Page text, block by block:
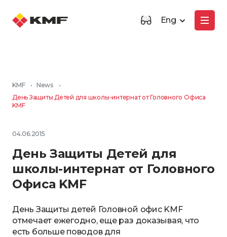
Eng
KMF • News
•
День Защиты Детей для школы-интернат от Головного Офиса
KMF
04.06.2015
День Защиты Детей для
школы-интернат от Головного
Офиса KMF
День Защиты детей Головной офис KMF
отмечает ежегодно, еще раз доказывая, что
есть больше поводов для